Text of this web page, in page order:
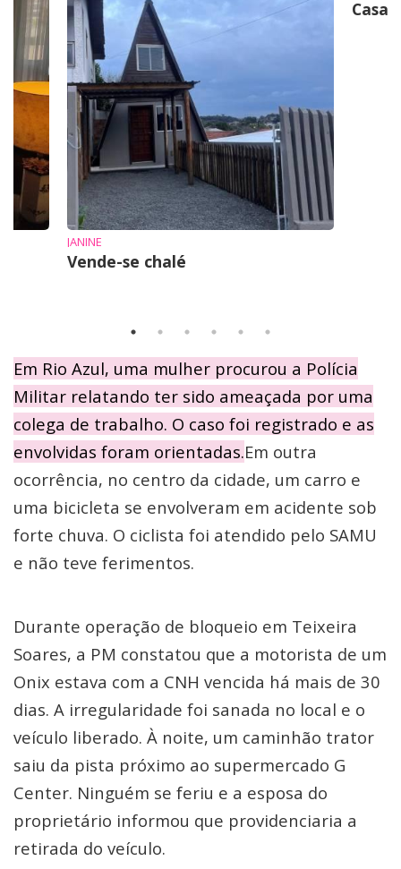
JANINE
Vende-se chalé
Casa
Em Rio Azul, uma mulher procurou a Polícia
Militar relatando ter sido ameaçada por uma
colega de trabalho. O caso foi registrado e as
envolvidas foram orientadas.Em outra
ocorrência, no centro da cidade, um carro e
uma bicicleta se envolveram em acidente sob
forte chuva. O ciclista foi atendido pelo SAMU
e não teve ferimentos.
Durante operação de bloqueio em Teixeira
Soares, a PM constatou que a motorista de um
Onix estava com a CNH vencida há mais de 30
dias. A irregularidade foi sanada no local e o
veículo liberado. À noite, um caminhão trator
saiu da pista próximo ao supermercado G
Center. Ninguém se feriu e a esposa do
proprietário informou que providenciaria a
retirada do veículo.